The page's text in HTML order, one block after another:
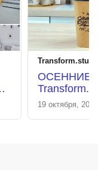
ОСЕННИЕ
19 октября,